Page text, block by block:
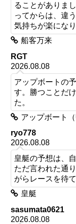
ることがありま
ってからは、違
気持ちが楽になり
船客万来
RGT
2026.08.08
アップボートの
す。勝つことだ
た。
アップボート（
ryo778
2026.08.08
皇艇の予想は、
ただ言われた通
がらレースを待
皇艇
sasumata0621
2026.08.08